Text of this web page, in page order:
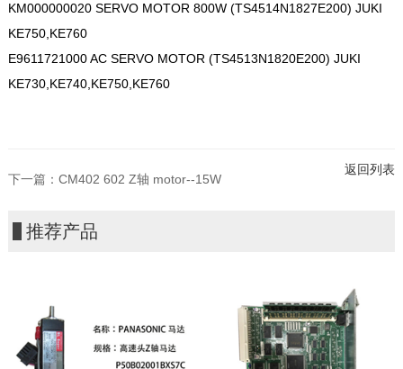
KM000000020 SERVO MOTOR 800W (TS4514N1827E200) JUKI
KE750,KE760
E9611721000 AC SERVO MOTOR (TS4513N1820E200) JUKI
KE730,KE740,KE750,KE760
下一篇： CM402 602 Z轴 motor--15W
返回列表
推荐产品